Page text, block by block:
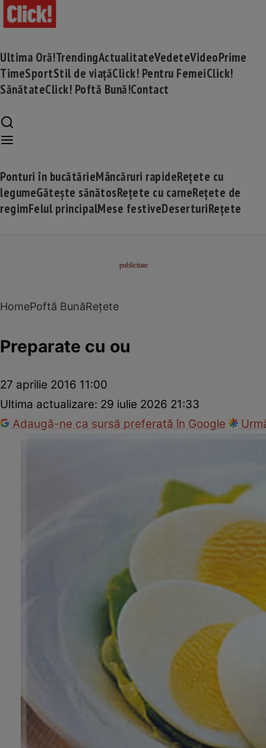
Ultima Oră!TrendingActualitateVedeteVideoPrime
TimeSportStil de viațăClick! Pentru FemeiClick!
SănătateClick! Poftă Bună!Contact
Ponturi în bucătărieMâncăruri rapideRețete cu
legumeGătește sănătosRețete cu carneRețete de
regimFelul principalMese festiveDeserturiRețete
HomePoftă BunăRețete
Preparate cu ou
27 aprilie 2016 11:00
Ultima actualizare: 29 iulie 2026 21:33
Adaugă-ne ca sursă preferată în Google